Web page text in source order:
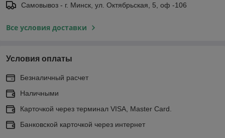
Самовывоз - г. Минск, ул. Октябрьская, 5, оф -106
Все условия доставки
Условия оплаты
Безналичный расчет
Наличными
Карточкой через терминал VISA, Master Card.
Банковской карточкой через интернет